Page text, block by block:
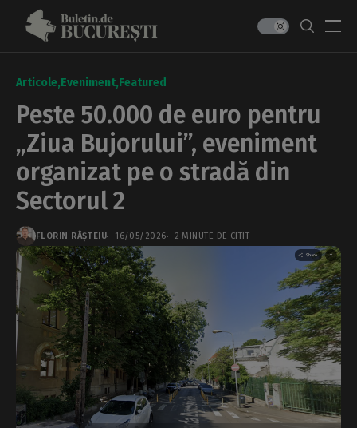
Articole Eveniment Featured
Peste 50.000 de euro pentru
„Ziua Bujorului”, eveniment
organizat pe o stradă din
Sectorul 2
FLORIN RÂȘTEIU 16/05/2026 2 MINUTE DE CITIT